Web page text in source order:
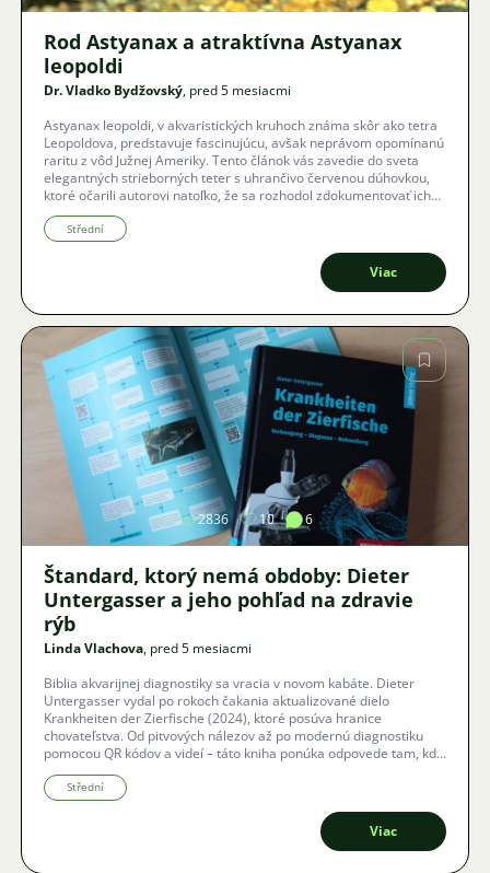
Rod Astyanax a atraktívna Astyanax
leopoldi
Dr. Vladko Bydžovský, pred 5 mesiacmi
Astyanax leopoldi, v akvaristických kruhoch známa skôr ako tetra
Leopoldova, predstavuje fascinujúcu, avšak neprávom opomínanú
raritu z vôd Južnej Ameriky. Tento článok vás zavedie do sveta
elegantných strieborných teter s uhrančivo červenou dúhovkou,
ktoré očarili autorovi natoľko, že sa rozhodol zdokumentovať ich
chov aj neľahkú cestu k úspešnému rozmnoženiu.
Střední
Viac
Obrázok
2836 10 6
Štandard, ktorý nemá obdoby: Dieter
Untergasser a jeho pohľad na zdravie
rýb
Linda Vlachova, pred 5 mesiacmi
Biblia akvarijnej diagnostiky sa vracia v novom kabáte. Dieter
Untergasser vydal po rokoch čakania aktualizované dielo
Krankheiten der Zierfische (2024), ktoré posúva hranice
chovateľstva. Od pitvových nálezov až po modernú diagnostiku
pomocou QR kódov a videí – táto kniha ponúka odpovede tam, kde
internetové rady zlyhávajú. Prečítajte si recenziu publikácie, ktorú
aj uznávaný ichtyológ Anton Lamboje označil za nový štandard v
akvaristike.
Střední
Viac